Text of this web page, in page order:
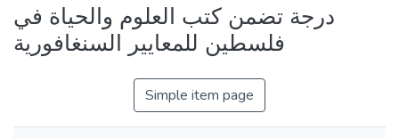
درجة تضمن كتب العلوم والحياة في
فلسطين للمعايير السنغافورية
Simple item page